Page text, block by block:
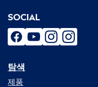
Menu
탐색
제품
SOCIAL
facebookyoutubeinstagraminstagram